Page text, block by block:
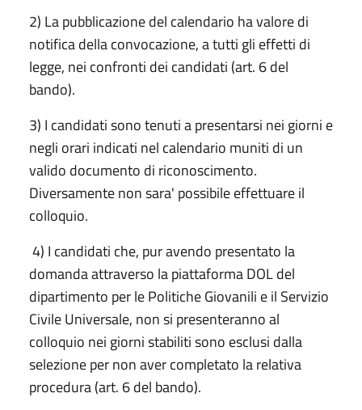
2) La pubblicazione del calendario ha valore di
notifica della convocazione, a tutti gli effetti di
legge, nei confronti dei candidati (art. 6 del
bando).
3) I candidati sono tenuti a presentarsi nei giorni e
negli orari indicati nel calendario muniti di un
valido documento di riconoscimento.
Diversamente non sara' possibile effettuare il
colloquio.
4) I candidati che, pur avendo presentato la
domanda attraverso la piattaforma DOL del
dipartimento per le Politiche Giovanili e il Servizio
Civile Universale, non si presenteranno al
colloquio nei giorni stabiliti sono esclusi dalla
selezione per non aver completato la relativa
procedura (art. 6 del bando).